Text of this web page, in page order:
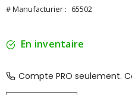
# Manufacturier : 65502
En inventaire
Compte PRO seulement.